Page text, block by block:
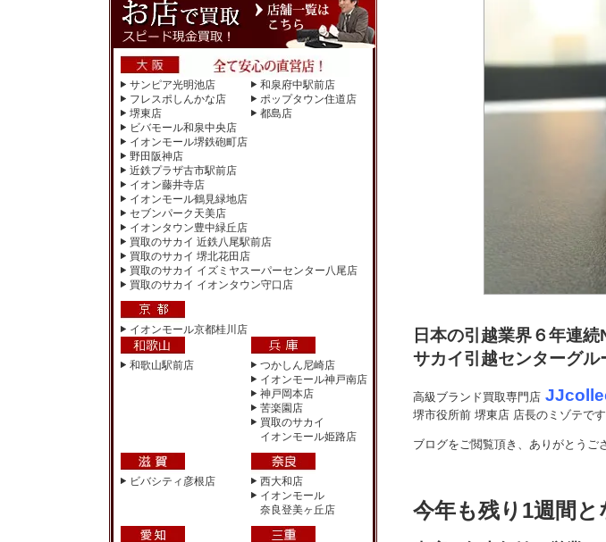
サンピア光明池店
フレスポしんかな店
堺東店
和泉府中駅前店
ポップタウン住道店
都島店
ビバモール和泉中央店
イオンモール堺鉄砲町店
野田阪神店
近鉄プラザ古市駅前店
イオン藤井寺店
イオンモール鶴見緑地店
セブンパーク天美店
イオンタウン豊中緑丘店
買取のサカイ 近鉄八尾駅前店
買取のサカイ 堺北花田店
買取のサカイ イズミヤスーパーセンター八尾店
買取のサカイ イオンタウン守口店
イオンモール京都桂川店
和歌山駅前店
つかしん尼崎店
イオンモール神戸南店
神戸岡本店
苦楽園店
買取のサカイ
イオンモール姫路店
ビバシティ彦根店
西大和店
イオンモール
奈良登美ヶ丘店
日本の引越業界６年連続
サカイ引越センターグル
高級ブランド買取専門店
堺市役所前 堺東店 店長のミゾテです
ブログをご閲覧頂き、ありがとうご
今年も残り1週間と